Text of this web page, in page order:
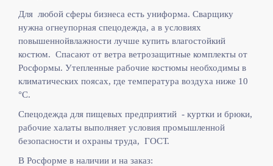
Для любой сферы бизнеса есть униформа. Сварщику
нужна огнеупорная спецодежда, а в условиях
повышеннойвлажности лучше купить влагостойкий
костюм. Спасают от ветра ветрозащитные комплекты от
Росформы. Утепленные рабочие костюмы необходимы в
климатических поясах, где температура воздуха ниже 10
°C.
Спецодежда для пищевых предприятий - куртки и брюки,
рабочие халаты выполняет условия промышленной
безопасности и охраны труда, ГОСТ.
В Росформе в наличии и на заказ: